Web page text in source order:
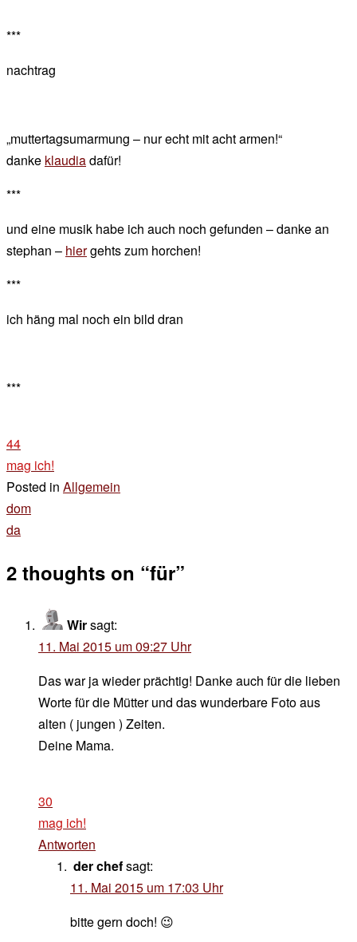
***
nachtrag
„muttertagsumarmung – nur echt mit acht armen!“
danke klaudiadafür!
***
und eine musik habe ich auch noch gefunden – danke an
stephan – hiergehts zum horchen!
***
ich häng mal noch ein bild dran
***
44
mag ich!
Posted in Allgemein
Beitragsnavigation
dom
da
2 thoughts on “für”
Wirsagt:
11. Mai 2015 um 09:27 Uhr
Das war ja wieder prächtig! Danke auch für die lieben
Worte für die Mütter und das wunderbare Foto aus
alten ( jungen ) Zeiten.
Deine Mama.
30
mag ich!
Antworten
der chefsagt:
11. Mai 2015 um 17:03 Uhr
bitte gern doch! 😉